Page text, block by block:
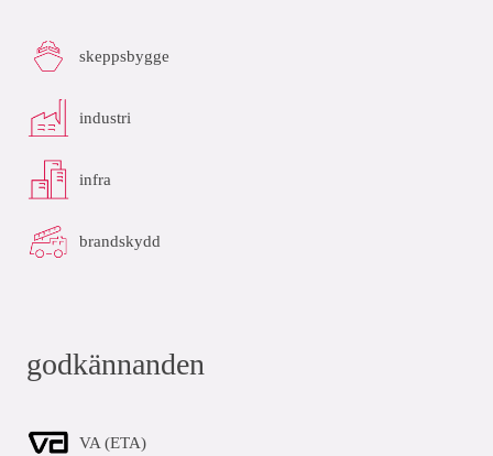
skeppsbygge
industri
infra
brandskydd
godkännanden
VA (ETA)